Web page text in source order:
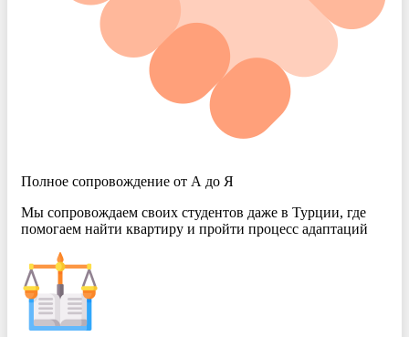
Полное сопровождение от А до Я
Мы сопровождаем своих студентов даже в Турции, где
помогаем найти квартиру и пройти процесс адаптаций